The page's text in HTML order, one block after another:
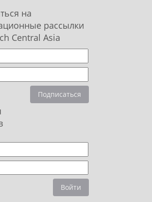
на
рассылки
Central Asia
Подписаться
Войти